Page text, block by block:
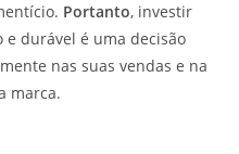
Portanto, investir
durável é uma decisão
nas suas vendas e na
marca.